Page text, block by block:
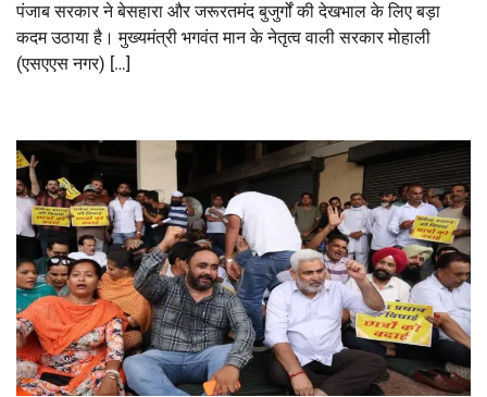
पंजाब सरकार ने बेसहारा और जरूरतमंद बुजुर्गों की देखभाल के लिए बड़ा
कदम उठाया है। मुख्यमंत्री भगवंत मान के नेतृत्व वाली सरकार मोहाली
(एसएएस नगर) […]